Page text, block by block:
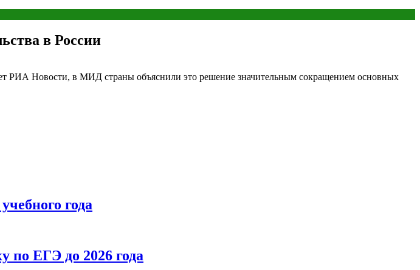
в России
РИА Новости, в МИД страны объяснили это решение значительным сокращением основных
года
по ЕГЭ до 2026 года